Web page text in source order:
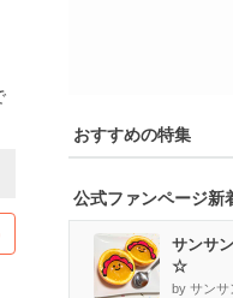
おすすめの特集
公式ファンページ新
サンサ
☆
by サンサ